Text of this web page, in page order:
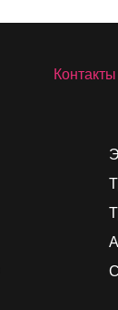
Контакты